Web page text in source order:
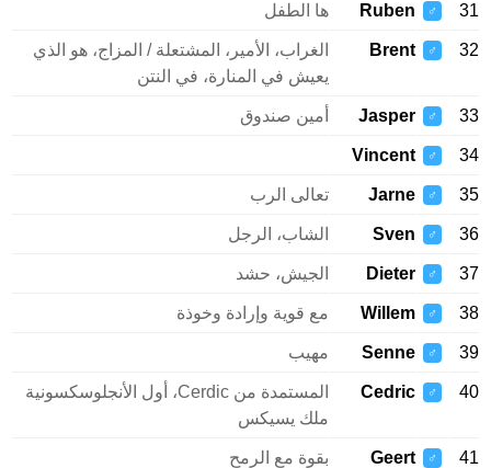
31
♂
Ruben ها الطفل
32
♂
Brent
الغراب، الأمير، المشتعلة / المزاج، هو الذي
يعيش في المنارة، في النتن
33
♂
Jasper أمين صندوق
34
♂
Vincent
35
♂
Jarne تعالى الرب
36
♂
Sven الشاب، الرجل
37
♂
Dieter الجيش، حشد
38
♂
Willem مع قوية وإرادة وخوذة
39
♂
Senne مهيب
40
♂
Cedric
المستمدة من Cerdic، أول الأنجلوسكسونية
ملك يسيكس
41
♂
Geert بقوة مع الرمح